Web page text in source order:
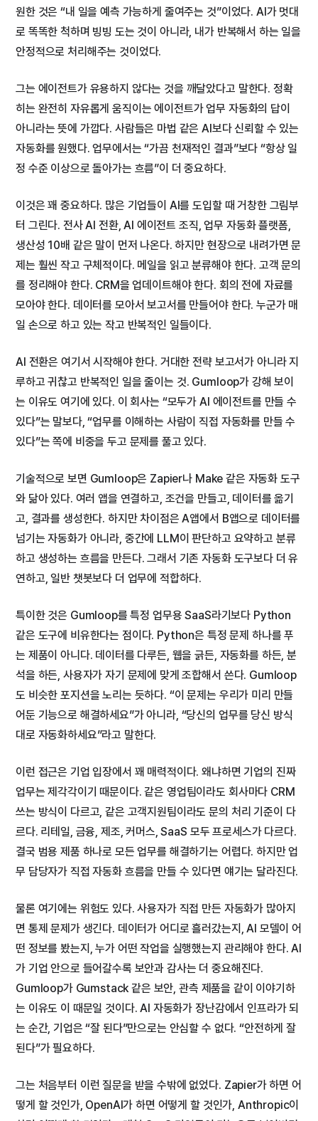
원한 것은 “내 일을 예측 가능하게 줄여주는 것”이었다. AI가 멋대
로 똑똑한 척하며 빙빙 도는 것이 아니라, 내가 반복해서 하는 일을
안정적으로 처리해주는 것이었다.
그는 에이전트가 유용하지 않다는 것을 깨달았다고 말한다. 정확
히는 완전히 자유롭게 움직이는 에이전트가 업무 자동화의 답이
아니라는 뜻에 가깝다. 사람들은 마법 같은 AI보다 신뢰할 수 있는
자동화를 원했다. 업무에서는 “가끔 천재적인 결과”보다 “항상 일
정 수준 이상으로 돌아가는 흐름”이 더 중요하다.
이것은 꽤 중요하다. 많은 기업들이 AI를 도입할 때 거창한 그림부
터 그린다. 전사 AI 전환, AI 에이전트 조직, 업무 자동화 플랫폼,
생산성 10배 같은 말이 먼저 나온다. 하지만 현장으로 내려가면 문
제는 훨씬 작고 구체적이다. 메일을 읽고 분류해야 한다. 고객 문의
를 정리해야 한다. CRM을 업데이트해야 한다. 회의 전에 자료를
모아야 한다. 데이터를 모아서 보고서를 만들어야 한다. 누군가 매
일 손으로 하고 있는 작고 반복적인 일들이다.
AI 전환은 여기서 시작해야 한다. 거대한 전략 보고서가 아니라 지
루하고 귀찮고 반복적인 일을 줄이는 것. Gumloop가 강해 보이
는 이유도 여기에 있다. 이 회사는 “모두가 AI 에이전트를 만들 수
있다”는 말보다, “업무를 이해하는 사람이 직접 자동화를 만들 수
있다”는 쪽에 비중을 두고 문제를 풀고 있다.
기술적으로 보면 Gumloop은 Zapier나 Make 같은 자동화 도구
와 닮아 있다. 여러 앱을 연결하고, 조건을 만들고, 데이터를 옮기
고, 결과를 생성한다. 하지만 차이점은 A앱에서 B앱으로 데이터를
넘기는 자동화가 아니라, 중간에 LLM이 판단하고 요약하고 분류
하고 생성하는 흐름을 만든다. 그래서 기존 자동화 도구보다 더 유
연하고, 일반 챗봇보다 더 업무에 적합하다.
특이한 것은 Gumloop를 특정 업무용 SaaS라기보다 Python
같은 도구에 비유한다는 점이다. Python은 특정 문제 하나를 푸
는 제품이 아니다. 데이터를 다루든, 웹을 긁든, 자동화를 하든, 분
석을 하든, 사용자가 자기 문제에 맞게 조합해서 쓴다. Gumloop
도 비슷한 포지션을 노리는 듯하다. “이 문제는 우리가 미리 만들
어둔 기능으로 해결하세요”가 아니라, “당신의 업무를 당신 방식
대로 자동화하세요”라고 말한다.
이런 접근은 기업 입장에서 꽤 매력적이다. 왜냐하면 기업의 진짜
업무는 제각각이기 때문이다. 같은 영업팀이라도 회사마다 CRM
쓰는 방식이 다르고, 같은 고객지원팀이라도 문의 처리 기준이 다
르다. 리테일, 금융, 제조, 커머스, SaaS 모두 프로세스가 다르다.
결국 범용 제품 하나로 모든 업무를 해결하기는 어렵다. 하지만 업
무 담당자가 직접 자동화 흐름을 만들 수 있다면 얘기는 달라진다.
물론 여기에는 위험도 있다. 사용자가 직접 만든 자동화가 많아지
면 통제 문제가 생긴다. 데이터가 어디로 흘러갔는지, AI 모델이 어
떤 정보를 봤는지, 누가 어떤 작업을 실행했는지 관리해야 한다. AI
가 기업 안으로 들어갈수록 보안과 감사는 더 중요해진다.
Gumloop가 Gumstack 같은 보안, 관측 제품을 같이 이야기하
는 이유도 이 때문일 것이다. AI 자동화가 장난감에서 인프라가 되
는 순간, 기업은 “잘 된다”만으로는 안심할 수 없다. “안전하게 잘
된다”가 필요하다.
그는 처음부터 이런 질문을 받을 수밖에 없었다. Zapier가 하면 어
떻게 할 것인가, OpenAI가 하면 어떻게 할 것인가, Anthropic이